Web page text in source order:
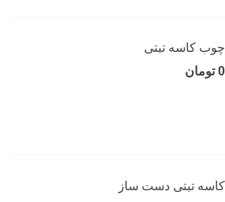
چوب کاسه تبتی
0 تومان
کاسه تبتی دست ساز